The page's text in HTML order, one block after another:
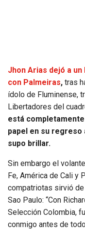
Jhon Arias dejó a
con Palmeiras, tras
ídolo de Fluminense,
Libertadores del
está
papel en su regreso
supo brillar.
Sin embargo el
Fe, América de Cali y
compatriotas sirvió
Sao Paulo: “Con
Selección Colombia,
conmigo antes de